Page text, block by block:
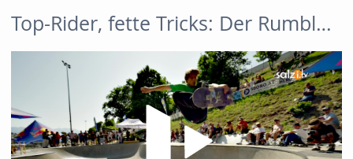
Top-Rider, fette Tricks: Der Rumble ist zurück!